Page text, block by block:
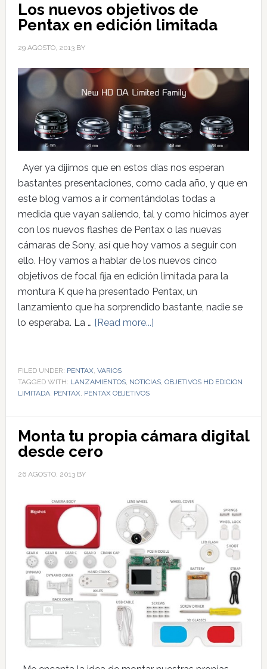
Los nuevos objetivos de
Pentax en edición limitada
29 AGOSTO, 2013BY
Ayer ya dijimos que en estos días nos esperan
bastantes presentaciones, como cada año, y que en
este blog vamos a ir comentándolas todas a
medida que vayan saliendo, tal y como hicimos ayer
con los nuevos flashes de Pentax o las nuevas
cámaras de Sony, así que hoy vamos a seguir con
ello. Hoy vamos a hablar de los nuevos cinco
objetivos de focal fija en edición limitada para la
montura K que ha presentado Pentax, un
lanzamiento que ha sorprendido bastante, nadie se
lo esperaba. La … [Read more...]
FILED UNDER: PENTAX, VARIOS
TAGGED WITH: LANZAMIENTOS, NOTICIAS, OBJETIVOS HD EDICION
LIMITADA, PENTAX, PENTAX OBJETIVOS
Monta tu propia cámara digital
desde cero
26 AGOSTO, 2013BY